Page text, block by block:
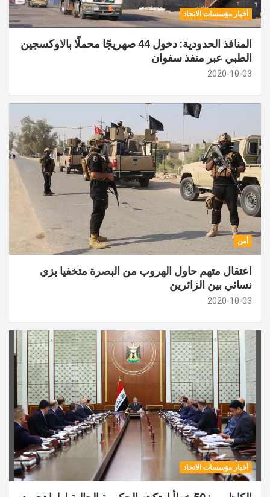
أخبار مؤسسات الاتحاد
المنافذ الحدودية: دخول 44 صهريجًا محملًا بالاوكسجين
الطبي عبر منفذ سفوان
2020-10-03
أمن
اعتقال متهم حاول الهروب من البصرة متخفيا بزي
نسائي بين الزائرين
2020-10-03
أخبار مؤسسات الاتحاد